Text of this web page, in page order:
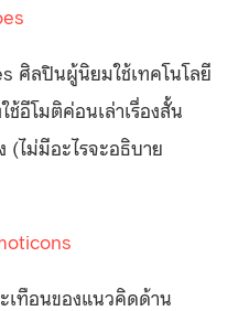
ศิลปินผู้นิยมใช้เทคโนโลยี
ช้อีโมติค่อนเล่าเรื่องสั้น
ไม่มีอะไรจะอธิบาย
เทือนของแนวคิดด้าน